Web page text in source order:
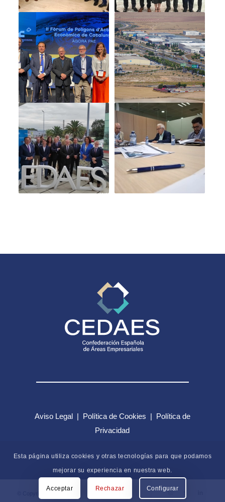
Aviso Legal| Política de Cookies | Política de
Privacidad
© Copyright - CEDAES
Esta página utiliza cookies y otras tecnologías para que podamos
mejorar su experiencia en nuestra web.
Acceptar Rechazar Configurar